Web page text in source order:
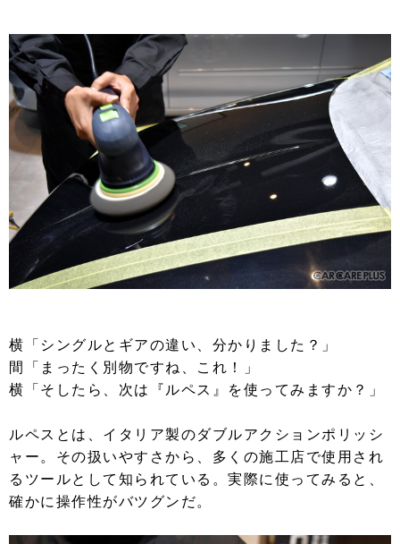
横「シングルとギアの違い、分かりました？」
間「まったく別物ですね、これ！」
横「そしたら、次は『ルペス』を使ってみますか？」
ルペスとは、イタリア製のダブルアクションポリッシ
ャー。その扱いやすさから、多くの施工店で使用され
るツールとして知られている。実際に使ってみると、
確かに操作性がバツグンだ。